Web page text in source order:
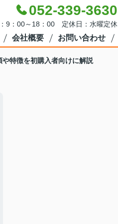
052-339-3630
9：00～18：00 定休日：水曜定休
会社概要 お問い合わせ
特徴を初購入者向けに解説